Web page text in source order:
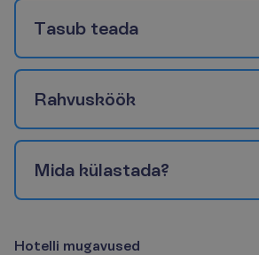
Tasub teada
Rahvusköök
Mida külastada?
Hotelli mugavused